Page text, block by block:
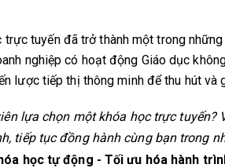
tuyến đã trở thành một trong
nghiệp có hoạt động Giáo dục
lược tiếp thị thông minh để thu hút và
lựa chọn một khóa học trực tuyến?
tiếp tục đồng hành cùng bạn trong
học tự động - Tối ưu hóa hành